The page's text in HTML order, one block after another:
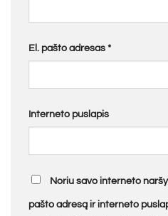
El. pašto adresas *
Interneto puslapis
Noriu savo interneto
pašto adresą ir interneto